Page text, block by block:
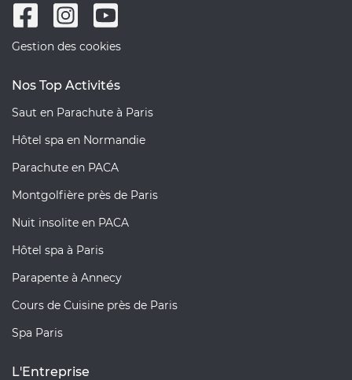
Gestion des cookies
Nos Top Activités
Saut en Parachute à Paris
Hôtel spa en Normandie
Parachute en PACA
Montgolfière près de Paris
Nuit insolite en PACA
Hôtel spa à Paris
Parapente à Annecy
Cours de Cuisine près de Paris
Spa Paris
L'Entreprise